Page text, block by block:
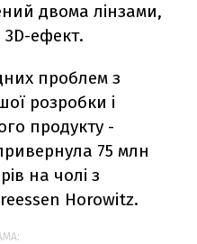
двома лінзами,
3D-ефект.
проблем з
розробки і
продукту -
75 млн
на чолі з
Horowitz.